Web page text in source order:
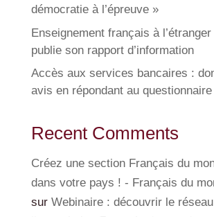
démocratie à l’épreuve »
Enseignement français à
publie son rapport d’information
Accès aux services bancaires :
avis en répondant au
Recent Comments
Créez une section Français du
dans votre pays ! - Français du
sur Webinaire : découvrir le